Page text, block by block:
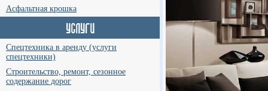
Асфальтная крошка
Спецтехника в аренду (услуги
спецтехники)
Строительство, ремонт, сезонное
содержание дорог